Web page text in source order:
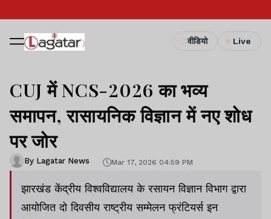
वीडियो Live
CUJ में NCS-2026 का भव्य
समापन, रासायनिक विज्ञान में नए शोध
पर जोर
By Lagatar News Mar 17, 2026 04:59 PM
झारखंड केंद्रीय विश्वविद्यालय के रसायन विज्ञान विभाग द्वारा
आयोजित दो दिवसीय राष्ट्रीय सम्मेलन फ्रंटियर्स इन